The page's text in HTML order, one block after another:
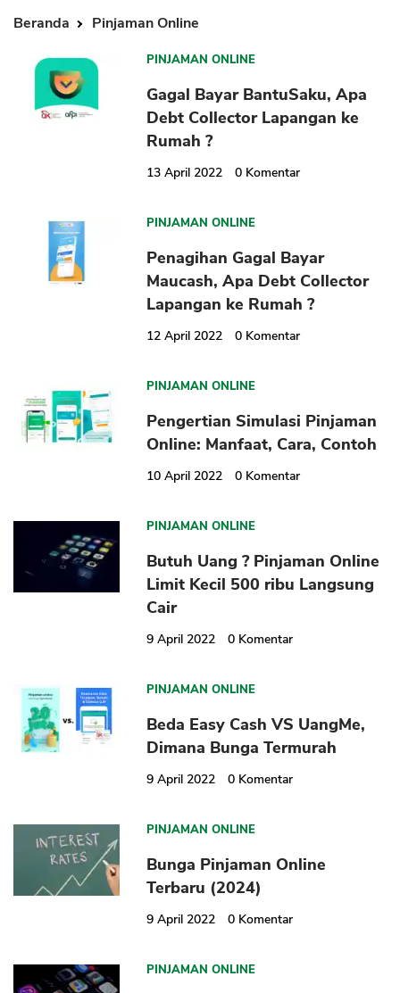
Beranda Pinjaman Online
PINJAMAN ONLINE
Gagal Bayar BantuSaku, Apa
Debt Collector Lapangan ke
Rumah ?
13 April 2022 0 Komentar
PINJAMAN ONLINE
Penagihan Gagal Bayar
Maucash, Apa Debt Collector
Lapangan ke Rumah ?
12 April 2022 0 Komentar
PINJAMAN ONLINE
Pengertian Simulasi Pinjaman
Online: Manfaat, Cara, Contoh
10 April 2022 0 Komentar
PINJAMAN ONLINE
Butuh Uang ? Pinjaman Online
Limit Kecil 500 ribu Langsung
Cair
9 April 2022 0 Komentar
PINJAMAN ONLINE
Beda Easy Cash VS UangMe,
Dimana Bunga Termurah
9 April 2022 0 Komentar
PINJAMAN ONLINE
Bunga Pinjaman Online
Terbaru (2024)
9 April 2022 0 Komentar
PINJAMAN ONLINE
CANCEL